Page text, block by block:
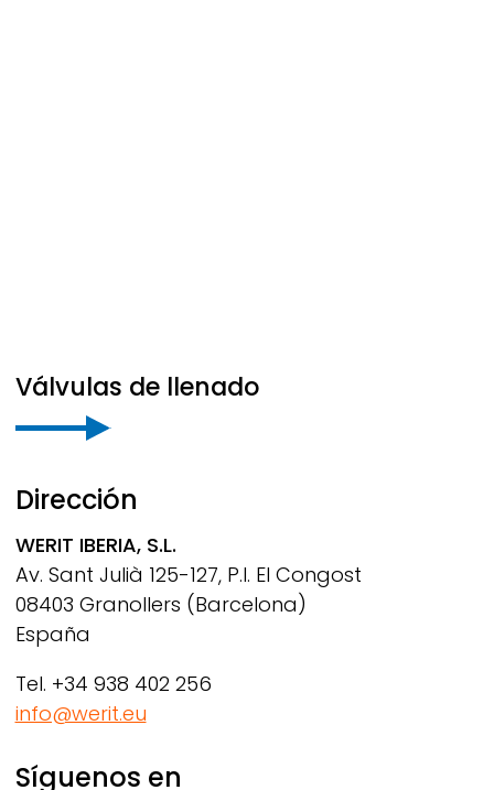
Válvulas de llenado
Dirección
WERIT IBERIA, S.L.
Av. Sant Julià 125-127, P.I. El Congost
08403 Granollers (Barcelona)
España
Tel. +34 938 402 256
info@werit.eu
Síguenos en